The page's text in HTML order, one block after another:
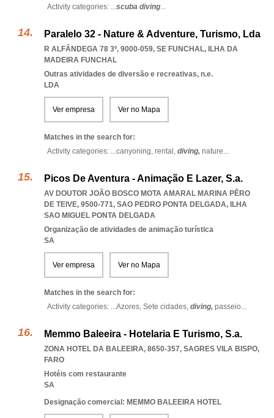
Activity categories: ...scuba diving...
Paralelo 32 - Nature & Adventure, Turismo, Lda
R ALFÂNDEGA 78 3º, 9000-059, SE FUNCHAL, ILHA DA
MADEIRA FUNCHAL
Outras atividades de diversão e recreativas, n.e.
LDA
Ver empresa Ver no Mapa
Matches in the search for:
Activity categories: ...canyoning, rental, diving, nature...
Picos De Aventura - Animação E Lazer, S.a.
AV DOUTOR JOÃO BOSCO MOTA AMARAL MARINA PÊRO
DE TEIVE, 9500-771, SAO PEDRO PONTA DELGADA, ILHA
SAO MIGUEL PONTA DELGADA
Organização de atividades de animação turística
SA
Ver empresa Ver no Mapa
Matches in the search for:
Activity categories: ...Azores, Sete cidades, diving, passeio...
Memmo Baleeira - Hotelaria E Turismo, S.a.
ZONA HOTEL DA BALEEIRA, 8650-357, SAGRES VILA BISPO,
FARO
Hotéis com restaurante
SA
Designação comercial: MEMMO BALEEIRA HOTEL